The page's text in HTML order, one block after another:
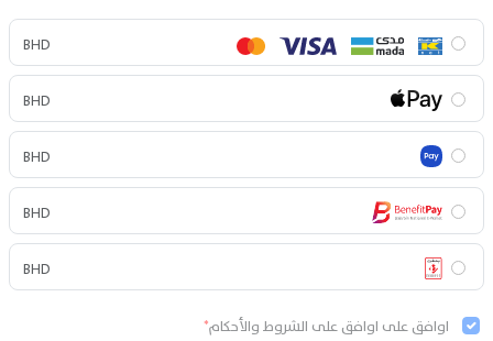
BHD
BHD
BHD
BHD
BHD
اوافق على اوافق على الشروط والأحكام*